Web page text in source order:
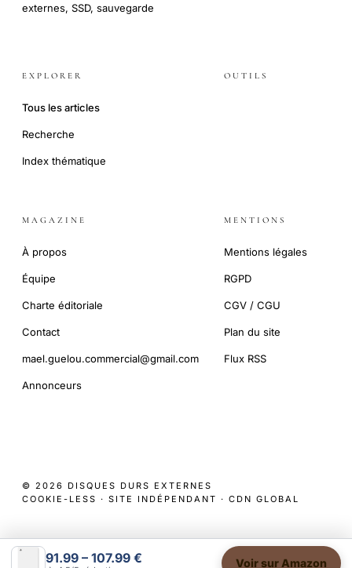
91.99 – 107.99 € Voir sur Amazon
externes, SSD, sauvegarde
EXPLORER
Tous les articles
Recherche
Index thématique
OUTILS
MAGAZINE
À propos
Équipe
Charte éditoriale
Contact
mael.guelou.commercial@gmail.com
Annonceurs
MENTIONS
Mentions légales
RGPD
CGV / CGU
Plan du site
Flux RSS
© 2026 DISQUES DURS EXTERNES
COOKIE-LESS · SITE INDÉPENDANT · CDN GLOBAL